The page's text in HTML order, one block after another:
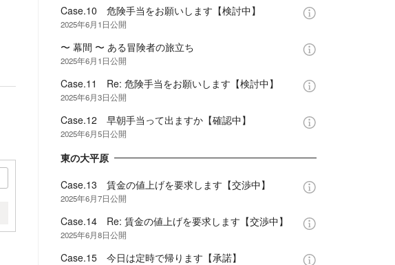
Case.10 危険手当をお願いします【検討中】
2025年6月1日公開
〜 幕間 〜 ある冒険者の旅立ち
2025年6月1日公開
Case.11 Re: 危険手当をお願いします【検討中】
2025年6月3日公開
Case.12 早朝手当って出ますか【確認中】
2025年6月5日公開
東の大平原
Case.13 賃金の値上げを要求します【交渉中】
2025年6月7日公開
Case.14 Re: 賃金の値上げを要求します【交渉中】
2025年6月8日公開
Case.15 今日は定時で帰ります【承諾】